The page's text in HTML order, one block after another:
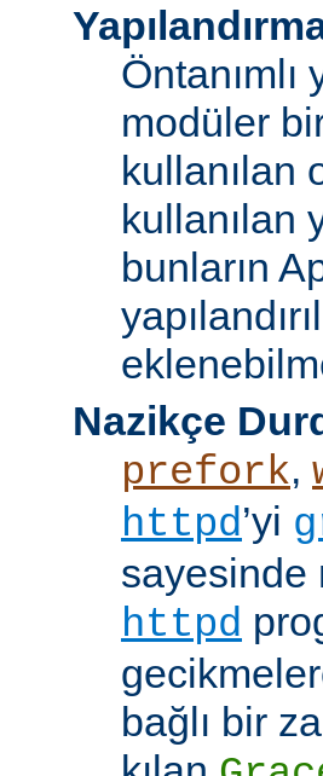
modüler
kullanılan
kullanılan
bunların
Nazikçe
prefork,
httpd’yi
sayesinde
httpd
bağlı bir